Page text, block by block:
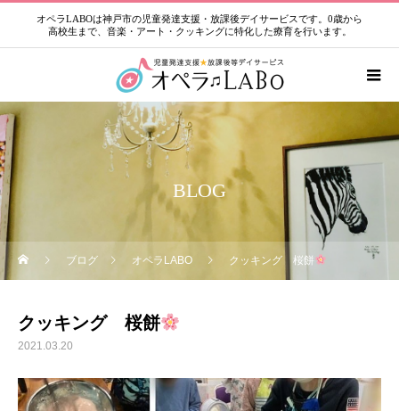
オペラLABOは神戸市の児童発達支援・放課後デイサービスです。0歳から
高校生まで、音楽・アート・クッキングに特化した療育を行います。
BLOG
ブログ オペラLABO クッキング 桜餅
クッキング 桜餅
2021.03.20